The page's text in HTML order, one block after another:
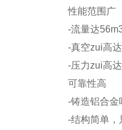
性能范围广
-流量达
-真空zui高
-压力zui高
可靠性高
-铸造铝合金
-结构简单